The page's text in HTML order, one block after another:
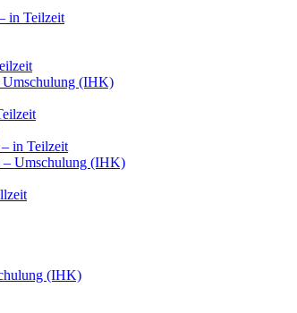
in Teilzeit
Umschulung (IHK)
in Teilzeit
– Umschulung (IHK)
(IHK)